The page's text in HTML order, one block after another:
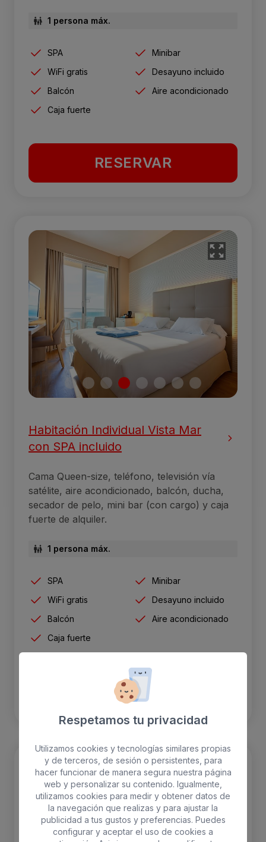
1 persona máx.
SPA
Minibar
WiFi gratis
Desayuno incluido
Balcón
Aire acondicionado
Caja fuerte
RESERVAR
Habitación Individual Vista Mar
con SPA incluido
Cama Queen-size, teléfono, televisión vía
satélite, aire acondicionado, balcón, ducha,
secador de pelo, mini bar (con cargo) y caja
fuerte de alquiler.
1 persona máx.
SPA
Minibar
WiFi gratis
Desayuno incluido
Balcón
Aire acondicionado
Caja fuerte
RESERVAR
Respetamos tu privacidad
Utilizamos cookies y tecnologías similares propias
y de terceros, de sesión o persistentes, para
hacer funcionar de manera segura nuestra página
web y personalizar su contenido. Igualmente,
utilizamos cookies para medir y obtener datos de
la navegación que realizas y para ajustar la
publicidad a tus gustos y preferencias. Puedes
configurar y aceptar el uso de cookies a